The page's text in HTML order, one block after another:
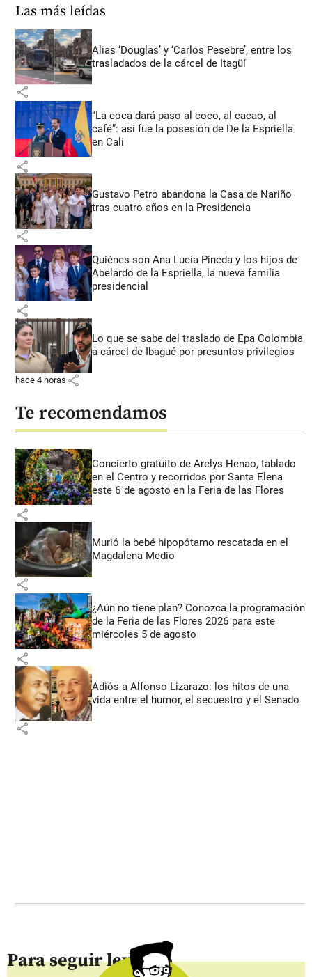
Las más leídas
Alias ‘Douglas’ y ‘Carlos Pesebre’, entre los
trasladados de la cárcel de Itagüí
share
“La coca dará paso al coco, al cacao, al
café”: así fue la posesión de De la Espriella
en Cali
share
Gustavo Petro abandona la Casa de Nariño
tras cuatro años en la Presidencia
share
Quiénes son Ana Lucía Pineda y los hijos de
Abelardo de la Espriella, la nueva familia
presidencial
share
Lo que se sabe del traslado de Epa Colombia
a cárcel de Ibagué por presuntos privilegios
hace 4 horas share
Te recomendamos
Concierto gratuito de Arelys Henao, tablado
en el Centro y recorridos por Santa Elena
este 6 de agosto en la Feria de las Flores
share
Murió la bebé hipopótamo rescatada en el
Magdalena Medio
share
¿Aún no tiene plan? Conozca la programación
de la Feria de las Flores 2026 para este
miércoles 5 de agosto
share
Adiós a Alfonso Lizarazo: los hitos de una
vida entre el humor, el secuestro y el Senado
share
Para seguir leyendo